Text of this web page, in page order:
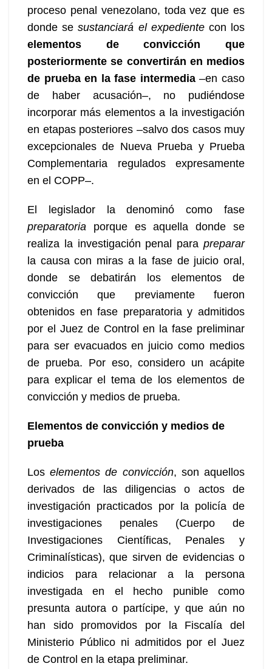
proceso penal venezolano, toda vez que es
donde sesustanciará el expedientecon los
elementos de convicción que
posteriormente se convertirán en medios
de prueba en la fase intermedia–en caso
de haber acusación–, no pudiéndose
incorporar más elementos a la investigación
en etapas posteriores –salvo dos casos muy
excepcionales de Nueva Prueba y Prueba
Complementaria regulados expresamente
en el COPP–.
El legislador la denominó como fase
preparatoria porque es aquella donde se
realiza la investigación penal para preparar
la causa con miras a la fase de juicio oral,
donde se debatirán los elementos de
convicción que previamente fueron
obtenidos en fase preparatoria y admitidos
por el Juez de Control en la fase preliminar
para ser evacuados en juicio como medios
de prueba. Por eso, considero un acápite
para explicar el tema de los elementos de
convicción y medios de prueba.
Elementos de convicción y medios de
prueba
Loselementos de convicción, son aquellos
derivados de las diligencias o actos de
investigación practicados por la policía de
investigaciones penales (Cuerpo de
Investigaciones Científicas, Penales y
Criminalísticas), que sirven de evidencias o
indicios para relacionar a la persona
investigada en el hecho punible como
presunta autora o partícipe, y que aún no
han sido promovidos por la Fiscalía del
Ministerio Público ni admitidos por el Juez
de Control en la etapa preliminar.